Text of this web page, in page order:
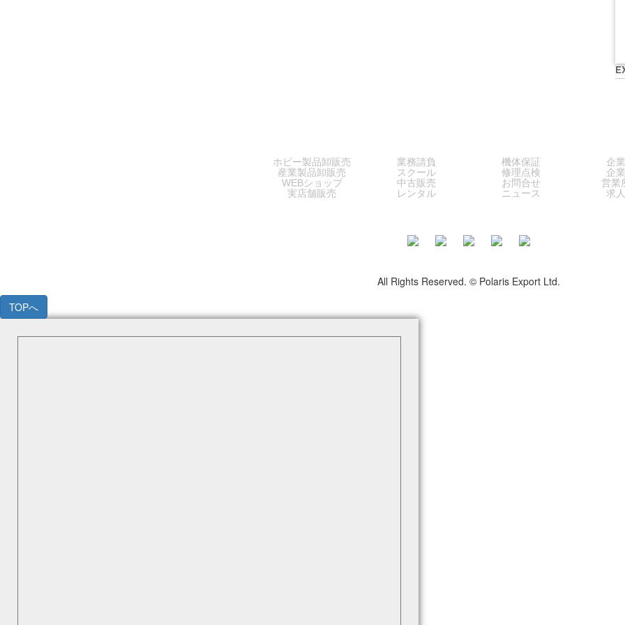
ホビー製品卸販売
産業製品卸販売
WEBショップ
実店舗販売
業務請負
スクール
中古販売
レンタル
機体保証
修理点検
お問合せ
ニュース
企
企
営業
求
All Rights Reserved. © Polaris Export Ltd.
TOPへ